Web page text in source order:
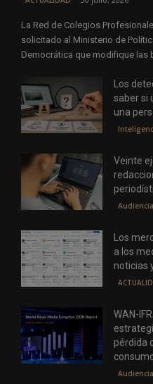
La Red de Colegios
solicitado al Ministerio de
Democrática que modifique las
Los
saber si
una
Veinte
Audiencia
Los
a los
noticias
WAN-
pérdida
Audiencia